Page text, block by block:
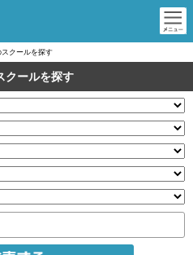
クールを探す
クールを探す